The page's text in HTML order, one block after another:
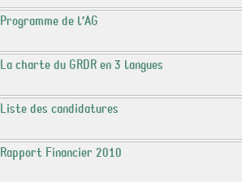
Programme de l’AG
La charte du GRDR en 3 langues
Liste des candidatures
Rapport Financier 2010